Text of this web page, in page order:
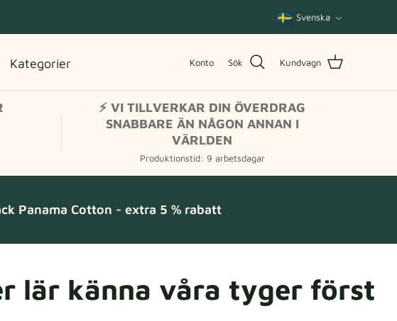
Språk
Svenska
Kategorier Konto Sök Kundvagn
⚡ VI TILLVERKAR DIN ÖVERDRAG
SNABBARE ÄN NÅGON ANNAN I
VÄRLDEN
Produktionstid: 9 arbetsdagar
Panama Cotton - extra 5 % rabatt
lär känna våra tyger först